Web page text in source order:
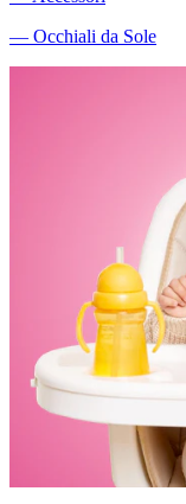
― Occhiali da Sole